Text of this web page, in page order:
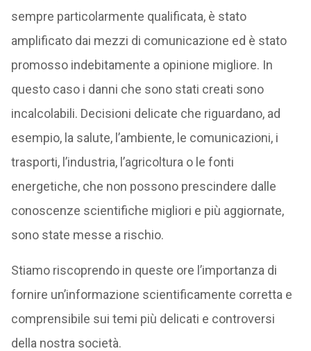
sempre particolarmente qualificata, è stato
amplificato dai mezzi di comunicazione ed è stato
promosso indebitamente a opinione migliore. In
questo caso i danni che sono stati creati sono
incalcolabili. Decisioni delicate che riguardano, ad
esempio, la salute, l’ambiente, le comunicazioni, i
trasporti, l’industria, l’agricoltura o le fonti
energetiche, che non possono prescindere dalle
conoscenze scientifiche migliori e più aggiornate,
sono state messe a rischio.
Stiamo riscoprendo in queste ore l’importanza di
fornire un’informazione scientificamente corretta e
comprensibile sui temi più delicati e controversi
della nostra società.